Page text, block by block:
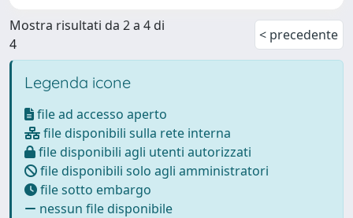
Mostra risultati da 2 a 4 di
4
< precedente
Legenda icone
file ad accesso aperto
file disponibili sulla rete interna
file disponibili agli utenti autorizzati
file disponibili solo agli amministratori
file sotto embargo
nessun file disponibile